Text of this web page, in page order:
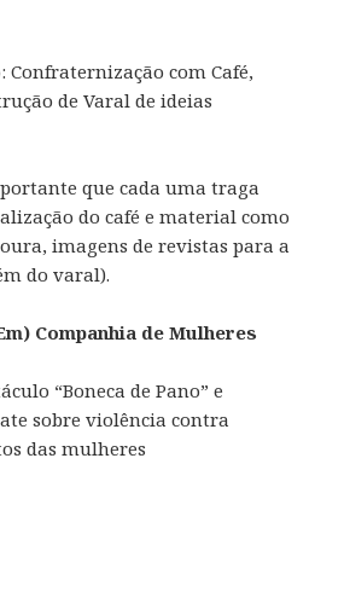
Confraternização com Café,
de Varal de ideias
que cada uma traga
do café e material como
imagens de revistas para a
do varal).
Companhia de Mulheres
“Boneca de Pano” e
sobre violência contra
das mulheres